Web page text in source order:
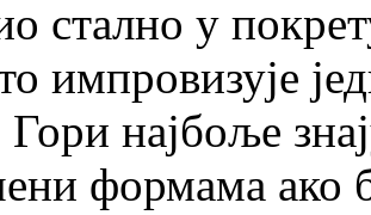
стално у
импровизује
најбоље
формама ако